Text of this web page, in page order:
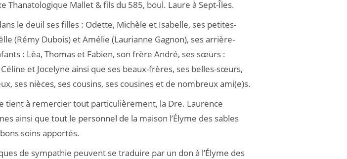
Thanatologique Mallet & fils du 585, boul. Laure à Sept-Îles.
le deuil ses filles : Odette, Michèle et Isabelle, ses petites-
(Rémy Dubois) et Amélie (Laurianne Gagnon), ses arrière-
: Léa, Thomas et Fabien, son frère André, ses sœurs :
Céline et Jocelyne ainsi que ses beaux-frères, ses belles-sœurs,
ses nièces, ses cousins, ses cousines et de nombreux ami(e)s.
tient à remercier tout particulièrement, la Dre. Laurence
ainsi que tout le personnel de la maison l’Élyme des sables
soins apportés.
de sympathie peuvent se traduire par un don à l’Élyme des